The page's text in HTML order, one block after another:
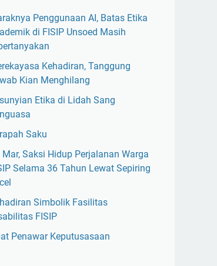
Penggunaan AI, Batas Etika
di FISIP Unsoed Masih
Kehadiran, Tanggung
Kian Menghilang
Etika di Lidah Sang
Saku
Mar, Saksi Hidup Perjalanan Warga
Selama 36 Tahun Lewat Sepiring
Simbolik Fasilitas
FISIP
Penawar Keputusasaan